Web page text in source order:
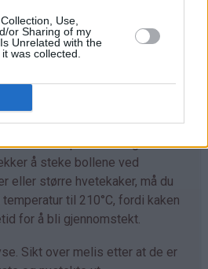
Use,
or Sharing of my
Unrelated with the
was collected.
Det kan hende du trenger litt
i oppskriften. Deigen skal
løs og klissete.
deigen til å lage
kringle og andre typer gjærbakst.
steketemperaturen og
å steke bollene ved
eller større hvetekaker, må du
til 210°C, fordi kaken
for å bli gjennomstekt.
Sikt over melis etter at de er